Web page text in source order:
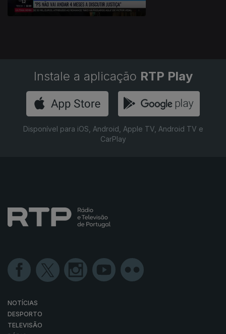
Instale a aplicação RTP Play
Disponível para iOS, Android, Apple TV, Android TV e
CarPlay
NOTÍCIAS
DESPORTO
TELEVISÃO